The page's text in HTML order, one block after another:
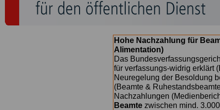
Hohe Nachzahlung für
Alimentation)
Das
für verfassungs-widrig erklärt
Neuregelung der Besoldung
(Beamte &
Nachzahlungen
Beamte zwischen mind.